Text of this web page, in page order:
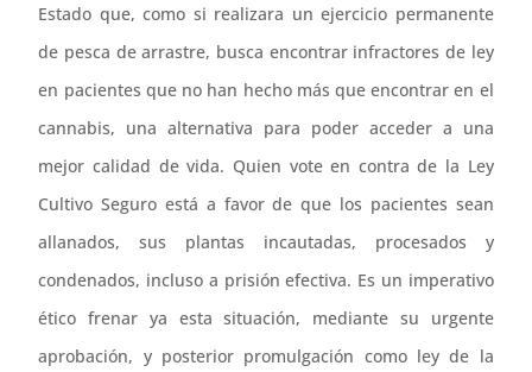
Estado que, como si realizara un ejercicio permanente
de pesca de arrastre, busca encontrar infractores de ley
en pacientes que no han hecho más que encontrar en el
cannabis, una alternativa para poder acceder a una
mejor calidad de vida. Quien vote en contra de la Ley
Cultivo Seguro está a favor de que los pacientes sean
allanados, sus plantas incautadas, procesados y
condenados, incluso a prisión efectiva. Es un imperativo
ético frenar ya esta situación, mediante su urgente
aprobación, y posterior promulgación como ley de la